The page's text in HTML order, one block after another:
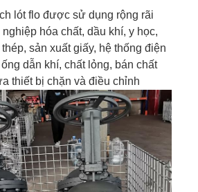
lót flo được sử dụng rộng rãi
hóa chất, dầu khí, y học,
sản xuất giấy, hệ thống điện
dẫn khí, chất lỏng, bán chất
thiết bị chặn và điều chỉnh